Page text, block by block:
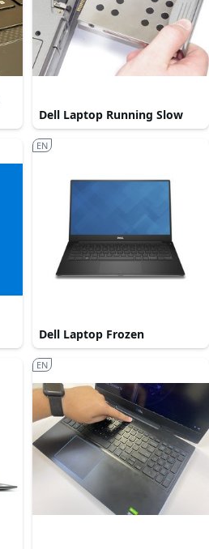
Dell Laptop Running Slow
Dell Laptop Frozen
EN
EN